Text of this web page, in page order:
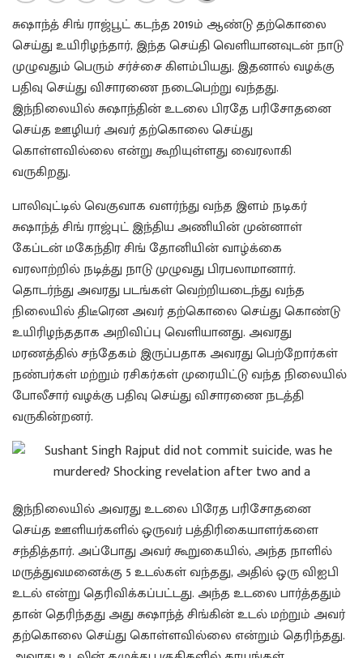
சுஷாந்த் சிங் ராஜ்பூட் கடந்த 2019ம் ஆண்டு தற்கொலை
செய்து உயிரிழந்தார், இந்த செய்தி வெளியானவுடன் நாடு
முழுவதும் பெரும் சர்ச்சை கிளம்பியது. இதனால் வழக்கு
பதிவு செய்து விசாரணை நடைபெற்று வந்தது.
இந்நிலையில் சுஷாந்தின் உடலை பிரதே பரிசோதனை
செய்த ஊழியர் அவர் தற்கொலை செய்து
கொள்ளவில்லை என்று கூறியுள்ளது வைரலாகி
வருகிறது.
பாலிவுட்டில் வெகுவாக வளர்ந்து வந்த இளம் நடிகர்
சுஷாந்த் சிங் ராஜ்புட் இந்திய அணியின் முன்னாள்
கேப்டன் மகேந்திர சிங் தோனியின் வாழ்க்கை
வரலாற்றில் நடித்து நாடு முழுவது பிரபலாமானார்.
தொடர்ந்து அவரது படங்கள் வெற்றியடைந்து வந்த
நிலையில் திடீரென அவர் தற்கொலை செய்து கொண்டு
உயிரிழந்ததாக அறிவிப்பு வெளியானது. அவரது
மரணத்தில் சந்தேகம் இருப்பதாக அவரது பெற்றோர்கள்
நண்பர்கள் மற்றும் ரசிகர்கள் முரையிட்டு வந்த நிலையில்
போலீசார் வழக்கு பதிவு செய்து விசாரணை நடத்தி
வருகின்றனர்.
இந்நிலையில் அவரது உடலை பிரேத பரிசோதனை
செய்த ஊளியர்களில் ஒருவர் பத்திரிகையாளர்களை
சந்தித்தார். அப்போது அவர் கூறுகையில், அந்த நாளில்
மருத்துவமனைக்கு 5 உடல்கள் வந்தது, அதில் ஒரு விஐபி
உடல் என்று தெரிவிக்கப்பட்டது. அந்த உடலை பார்த்ததும்
தான் தெரிந்தது அது சுஷாந்த் சிங்கின் உடல் மற்றும் அவர்
தற்கொலை செய்து கொள்ளவில்லை என்றும் தெரிந்தது.